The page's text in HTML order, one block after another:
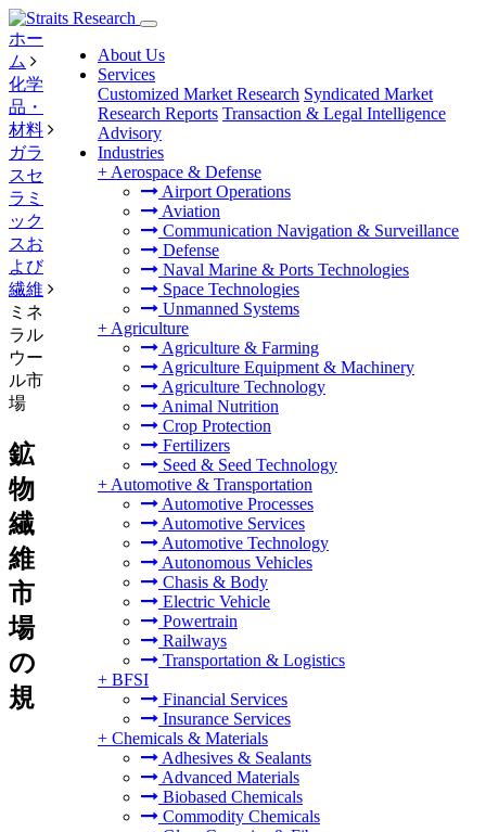
About Us
Services
Customized Market Research Syndicated Market
Research Reports Transaction & Legal Intelligence
Advisory
Industries
+ Aerospace & Defense
Airport Operations
Aviation
Communication Navigation & Surveillance
Defense
Naval Marine & Ports Technologies
Space Technologies
Unmanned Systems
+ Agriculture
Agriculture & Farming
Agriculture Equipment & Machinery
Agriculture Technology
Animal Nutrition
Crop Protection
Fertilizers
Seed & Seed Technology
+ Automotive & Transportation
Automotive Processes
Automotive Services
Automotive Technology
Autonomous Vehicles
Chasis & Body
Electric Vehicle
Powertrain
Railways
Transportation & Logistics
+ BFSI
Financial Services
Insurance Services
+ Chemicals & Materials
Adhesives & Sealants
Advanced Materials
Biobased Chemicals
Commodity Chemicals
ホー
ム
化学
品・
材料
ガラ
スセ
ラミ
ック
スお
よび
繊維
ミネ
ラル
ウー
ル市
場
鉱
物
繊
維
市
場
の
規